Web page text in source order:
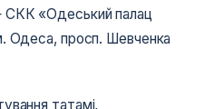
СКК «Одеський палац
Одеса, просп. Шевченка
татамі,